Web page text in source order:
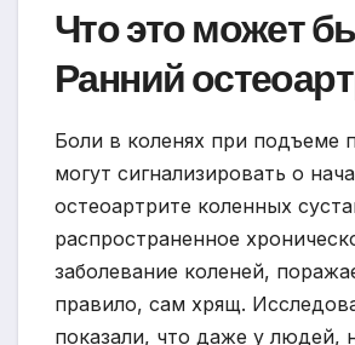
Что это может
Ранний
Боли в коленях при подъеме
могут сигнализировать о
остеоартрите коленных
распространенное
заболевание коленей,
правило, сам хрящ.
показали, что даже у людей,